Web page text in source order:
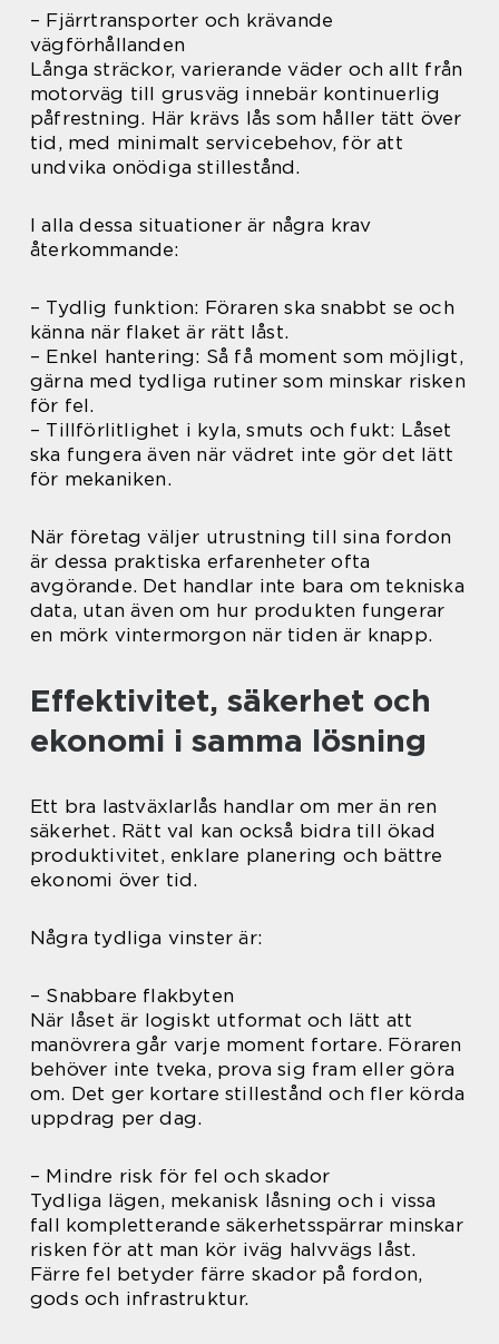
– Fjärrtransporter och krävande
vägförhållanden
Långa sträckor, varierande väder och allt från
motorväg till grusväg innebär kontinuerlig
påfrestning. Här krävs lås som håller tätt över
tid, med minimalt servicebehov, för att
undvika onödiga stillestånd.
I alla dessa situationer är några krav
återkommande:
– Tydlig funktion: Föraren ska snabbt se och
känna när flaket är rätt låst.
– Enkel hantering: Så få moment som möjligt,
gärna med tydliga rutiner som minskar risken
för fel.
– Tillförlitlighet i kyla, smuts och fukt: Låset
ska fungera även när vädret inte gör det lätt
för mekaniken.
När företag väljer utrustning till sina fordon
är dessa praktiska erfarenheter ofta
avgörande. Det handlar inte bara om tekniska
data, utan även om hur produkten fungerar
en mörk vintermorgon när tiden är knapp.
Effektivitet, säkerhet och
ekonomi i samma lösning
Ett bra lastväxlarlås handlar om mer än ren
säkerhet. Rätt val kan också bidra till ökad
produktivitet, enklare planering och bättre
ekonomi över tid.
Några tydliga vinster är:
– Snabbare flakbyten
När låset är logiskt utformat och lätt att
manövrera går varje moment fortare. Föraren
behöver inte tveka, prova sig fram eller göra
om. Det ger kortare stillestånd och fler körda
uppdrag per dag.
– Mindre risk för fel och skador
Tydliga lägen, mekanisk låsning och i vissa
fall kompletterande säkerhetsspärrar minskar
risken för att man kör iväg halvvägs låst.
Färre fel betyder färre skador på fordon,
gods och infrastruktur.